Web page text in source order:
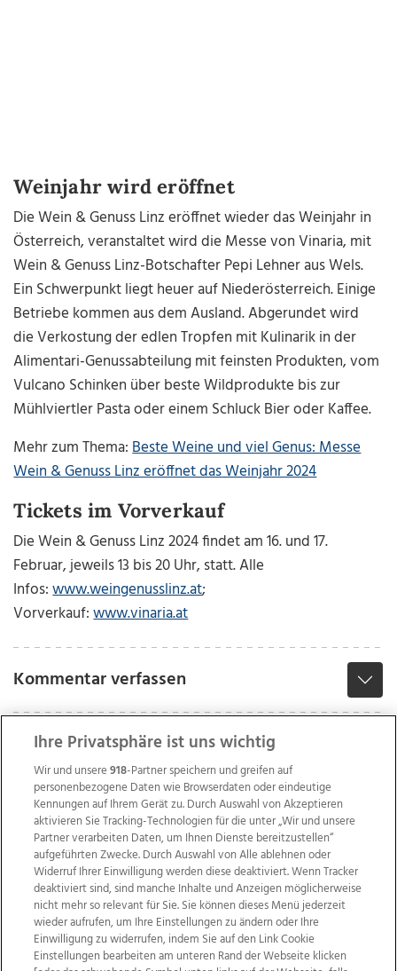
Weinjahr wird eröffnet
Die Wein & Genuss Linz eröffnet wieder das Weinjahr in
Österreich, veranstaltet wird die Messe von Vinaria, mit
Wein & Genuss Linz-Botschafter Pepi Lehner aus Wels.
Ein Schwerpunkt liegt heuer auf Niederösterreich. Einige
Betriebe kommen aus dem Ausland. Abgerundet wird
die Verkostung der edlen Tropfen mit Kulinarik in der
Alimentari-Genussabteilung mit feinsten Produkten, vom
Vulcano Schinken über beste Wildprodukte bis zur
Mühlviertler Pasta oder einem Schluck Bier oder Kaffee.
Mehr zum Thema:Beste Weine und viel Genus: Messe
Wein & Genuss Linz eröffnet das Weinjahr 2024
Tickets im Vorverkauf
Die Wein & Genuss Linz 2024 findet am 16. und 17.
Februar, jeweils 13 bis 20 Uhr, statt. Alle
Infos:www.weingenusslinz.at;
Vorverkauf:www.vinaria.at
Kommentar verfassen
Wir über uns Mediadaten Kontakt Jobs
Ihre Privatsphäre ist uns wichtig
Wir und unsere918-Partner speichern und greifen auf
personenbezogene Daten wie Browserdaten oder eindeutige
Kennungen auf Ihrem Gerät zu. Durch Auswahl von Akzeptieren
aktivieren Sie Tracking-Technologien für die unter „Wir und unsere
Partner verarbeiten Daten, um Ihnen Dienste bereitzustellen“
aufgeführten Zwecke. Durch Auswahl von Alle ablehnen oder
Widerruf Ihrer Einwilligung werden diese deaktiviert. Wenn Tracker
deaktiviert sind, sind manche Inhalte und Anzeigen möglicherweise
nicht mehr so relevant für Sie. Sie können dieses Menü jederzeit
wieder aufrufen, um Ihre Einstellungen zu ändern oder Ihre
Einwilligung zu widerrufen, indem Sie auf den Link Cookie
Einstellungen bearbeiten am unteren Rand der Webseite klicken